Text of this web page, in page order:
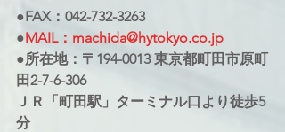
●FAX：042-732-3263
●MAIL：machida@hytokyo.co.jp
●所在地：〒194-0013 東京都町田市原町
田2-7-6-306
ＪＲ「町田駅」ターミナル口より徒歩5
分